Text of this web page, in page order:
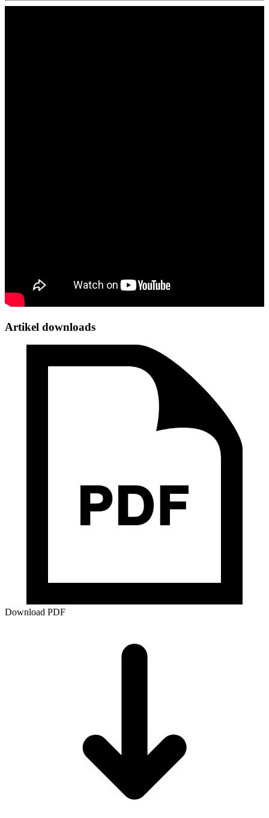
Artikel downloads
Download PDF